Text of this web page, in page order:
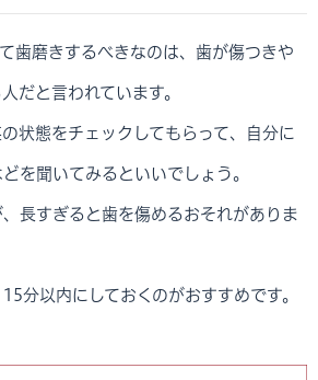
歯磨きするべきなのは、歯が傷つきや
だと言われています。
状態をチェックしてもらって、自分に
を聞いてみるといいでしょう。
長すぎると歯を傷めるおそれがありま
分以内にしておくのがおすすめです。